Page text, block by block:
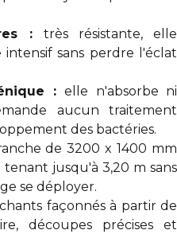
: très résistante, elle
intensif sans perdre l'éclat
: elle n'absorbe ni
aucun traitement
des bactéries.
de 3200 x 1400 mm
jusqu'à 3,20 m sans
se déployer.
chants façonnés à partir de
découpes précises et